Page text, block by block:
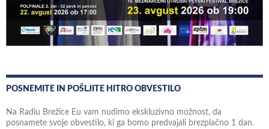
POSNEMITE IN POŠLJITE HITRO OBVESTILO
Na Radiu Brežice Eu vam nudimo ekskluzivno možnost, da
posnamete svoje obvestilo, ki ga bomo predvajali brezplačno 1 dan.